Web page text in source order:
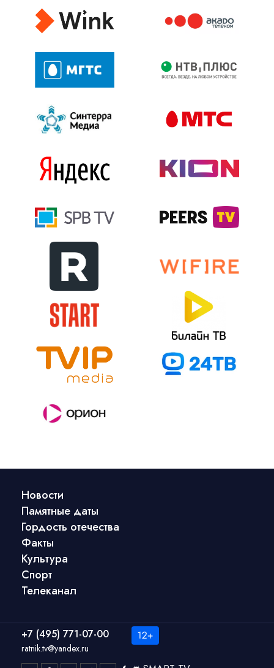
Новости
Памятные даты
Гордость отечества
Факты
Культура
Спорт
Телеканал
+7 (495) 771-07-00
ratnik.tv@yandex.ru